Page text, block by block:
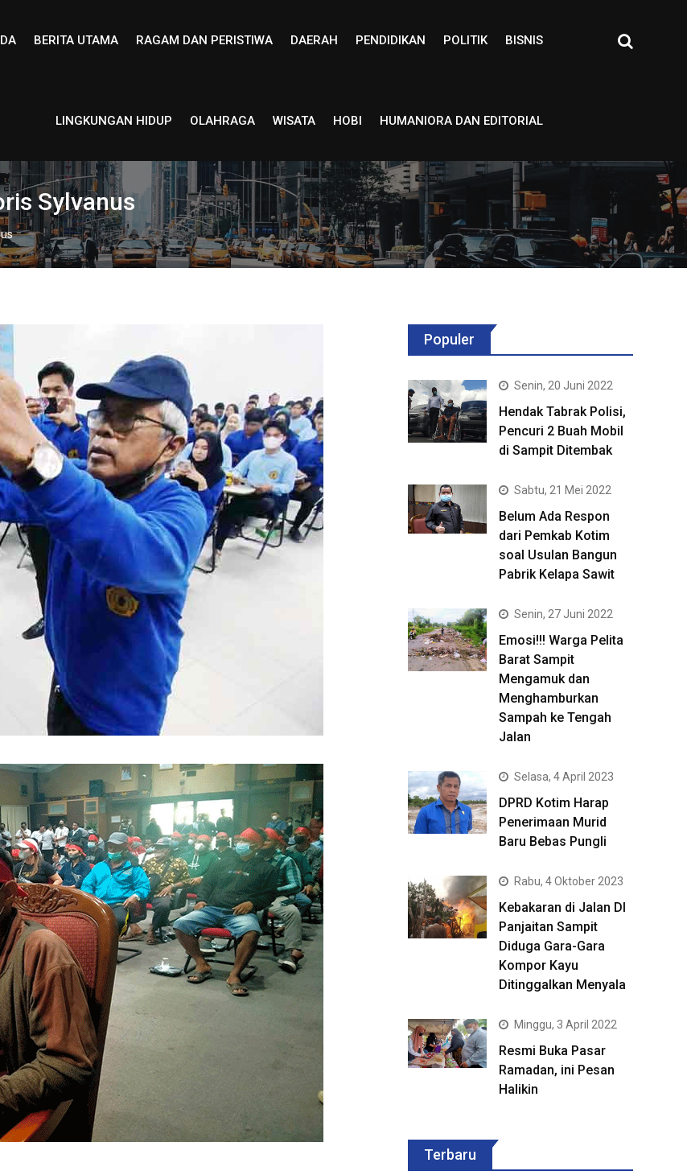
BERITA UTAMA RAGAM DAN PERISTIWA DAERAH PENDIDIKAN POLITIK BISNIS
LINGKUNGAN HIDUP OLAHRAGA WISATA HOBI HUMANIORA DAN EDITORIAL
Sylvanus
Populer
Senin, 20 Juni 2022
Hendak Tabrak Polisi,
Pencuri 2 Buah Mobil
di Sampit Ditembak
Sabtu, 21 Mei 2022
Belum Ada Respon
dari Pemkab Kotim
soal Usulan Bangun
Pabrik Kelapa Sawit
Senin, 27 Juni 2022
Emosi!!! Warga Pelita
Barat Sampit
Mengamuk dan
Menghamburkan
Sampah ke Tengah
Jalan
Selasa, 4 April 2023
DPRD Kotim Harap
Penerimaan Murid
Baru Bebas Pungli
Rabu, 4 Oktober 2023
Kebakaran di Jalan DI
Panjaitan Sampit
Diduga Gara-Gara
Kompor Kayu
Ditinggalkan Menyala
Minggu, 3 April 2022
Resmi Buka Pasar
Ramadan, ini Pesan
Halikin
Terbaru